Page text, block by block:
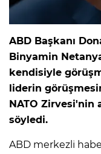
ABD Başkanı
Binyamin
kendisiyle
liderin
NATO Zirvesi'nin
söyledi.
ABD merkezli